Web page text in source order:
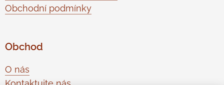
Obchodní podmínky
Obchod
O nás